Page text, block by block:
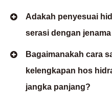
Adakah penyesuai
serasi dengan
Bagaimanakah cara
kelengkapan hos
jangka panjang?